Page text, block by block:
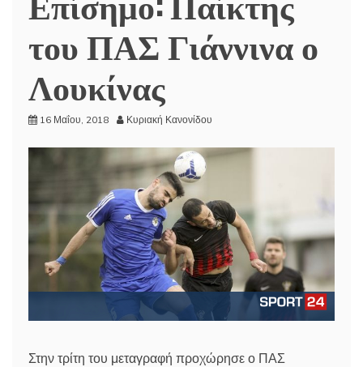
του ΠΑΣ Γιάννινα ο
Λουκίνας
16 Μαΐου, 2018 Κυριακή Κανονίδου
Στην τρίτη του μεταγραφή προχώρησε ο ΠΑΣ